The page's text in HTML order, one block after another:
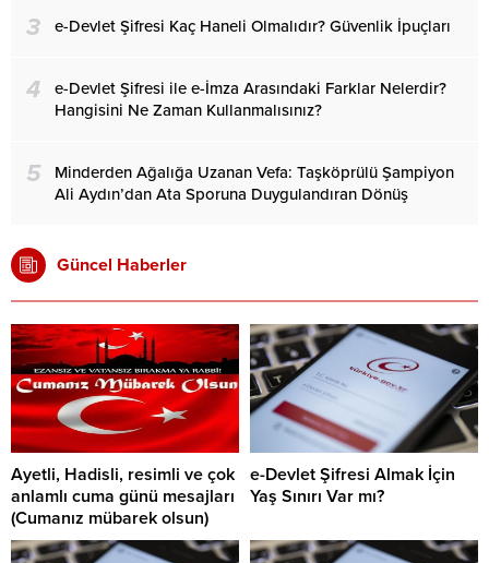
3 e-Devlet Şifresi Kaç Haneli Olmalıdır? Güvenlik İpuçları
4
e-Devlet Şifresi ile e-İmza Arasındaki Farklar Nelerdir?
Hangisini Ne Zaman Kullanmalısınız?
5
Minderden Ağalığa Uzanan Vefa: Taşköprülü Şampiyon
Ali Aydın’dan Ata Sporuna Duygulandıran Dönüş
Güncel Haberler
Ayetli, Hadisli, resimli ve çok
anlamlı cuma günü mesajları
(Cumanız mübarek olsun)
e-Devlet Şifresi Almak İçin
Yaş Sınırı Var mı?